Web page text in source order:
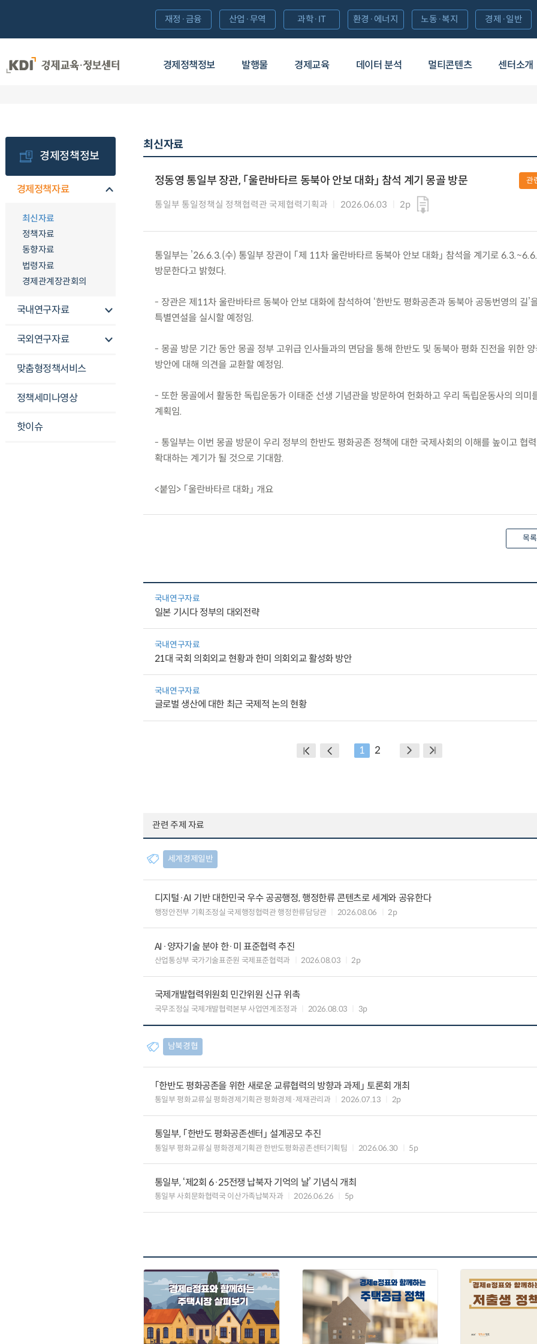
경제정책정보 발행물 경제교육 데이터 분석 멀티콘텐츠 센터소개
재정·금융 산업·무역 과학·IT 환경·에너지 노동·복지 경제·일반
경제정책정보
경제정책자료
최신자료
정책자료
동향자료
법령자료
경제관계장관회의
국내연구자료
국외연구자료
맞춤형정책서비스
정책세미나영상
핫이슈
최신자료
정동영 통일부 장관, 「울란바타르 동북아 안보 대화」 참석 계기 몽골 방문
통일부 통일정책실 정책협력관 국제협력기획과 2026.06.03 2p
관
통일부는 ’26.6.3.(수) 통일부 장관이 「제 11차 울란바타르 동북아 안보 대화」 참석을 계기로
방문한다고 밝혔다.
- 장관은 제11차 울란바타르 동북아 안보 대화에 참석하여 ‘한반도 평화공존과 동북아 공동번영의 길’
특별연설을 실시할 예정임.
- 몽골 방문 기간 동안 몽골 정부 고위급 인사들과의 면담을 통해 한반도 및 동북아 평화 진전을 위한
방안에 대해 의견을 교환할 예정임.
- 또한 몽골에서 활동한 독립운동가 이태준 선생 기념관을 방문하여 헌화하고 우리 독립운동사의 의미
계획임.
- 통일부는 이번 몽골 방문이 우리 정부의 한반도 평화공존 정책에 대한 국제사회의 이해를 높이고 협
확대하는 계기가 될 것으로 기대함.
<붙임> 「울란바타르 대화」 개요
목록
국내연구자료
일본 기시다 정부의 대외전략
국내연구자료
21대 국회 의회외교 현황과 한미 의회외교 활성화 방안
국내연구자료
글로벌 생산에 대한 최근 국제적 논의 현황
1 2
관련 주제 자료
세계경제일반
디지털·AI 기반 대한민국 우수 공공행정, 행정한류 콘텐츠로 세계와 공유한다
행정안전부 기획조정실 국제행정협력관 행정한류담당관 2026.08.06 2p
AI·양자기술 분야 한·미 표준협력 추진
산업통상부 국가기술표준원 국제표준협력과 2026.08.03 2p
국제개발협력위원회 민간위원 신규 위촉
국무조정실 국제개발협력본부 사업연계조정과 2026.08.03 3p
남북경협
「한반도 평화공존을 위한 새로운 교류협력의 방향과 과제」 토론회 개최
통일부 평화교류실 평화경제기획관 평화경제·제재관리과 2026.07.13 2p
통일부, 「한반도 평화공존센터」 설계공모 추진
통일부 평화교류실 평화경제기획관 한반도평화공존센터기획팀 2026.06.30 5p
통일부, ‘제2회 6·25전쟁 납북자 기억의 날’ 기념식 개최
통일부 사회문화협력국 이산가족납북자과 2026.06.26 5p